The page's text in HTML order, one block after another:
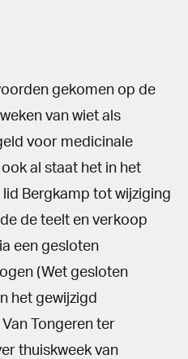
gekomen op de
van wiet als
voor medicinale
al staat het in het
Bergkamp tot wijziging
de teelt en verkoop
een gesloten
(Wet gesloten
het gewijzigd
Tongeren ter
thuiskweek van